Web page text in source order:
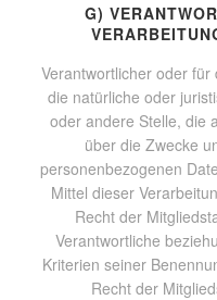
G)
Verantwortlicher oder
die natürliche oder
oder andere Stelle, die
über die Zwecke
personenbezogenen
Mittel dieser
Recht der
Verantwortliche
Kriterien seiner
Recht der